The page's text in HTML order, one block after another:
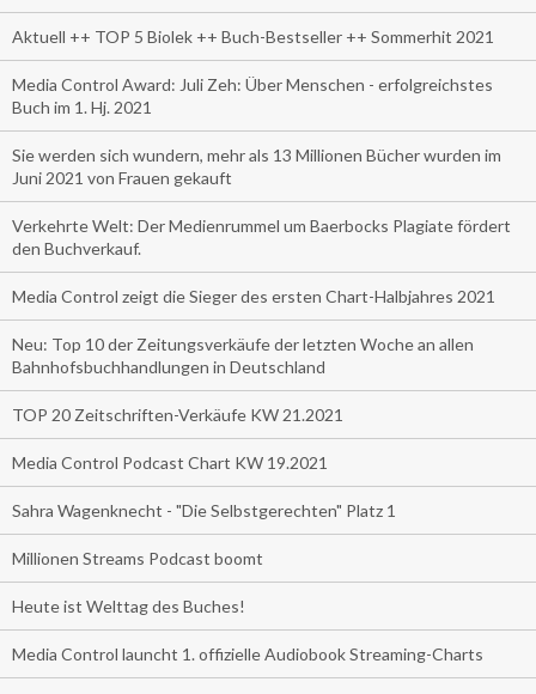
Aktuell ++ TOP 5 Biolek ++ Buch-Bestseller ++ Sommerhit 2021
Media Control Award: Juli Zeh: Über Menschen - erfolgreichstes
Buch im 1. Hj. 2021
Sie werden sich wundern, mehr als 13 Millionen Bücher wurden im
Juni 2021 von Frauen gekauft
Verkehrte Welt: Der Medienrummel um Baerbocks Plagiate fördert
den Buchverkauf.
Media Control zeigt die Sieger des ersten Chart-Halbjahres 2021
Neu: Top 10 der Zeitungsverkäufe der letzten Woche an allen
Bahnhofsbuchhandlungen in Deutschland
TOP 20 Zeitschriften-Verkäufe KW 21.2021
Media Control Podcast Chart KW 19.2021
Sahra Wagenknecht - "Die Selbstgerechten" Platz 1
Millionen Streams Podcast boomt
Heute ist Welttag des Buches!
Media Control launcht 1. offizielle Audiobook Streaming-Charts